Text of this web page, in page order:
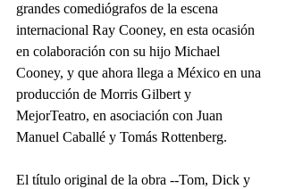
grandes comediógrafos de la escena
internacional Ray Cooney, en esta ocasión
en colaboración con su hijo Michael
Cooney, y que ahora llega a México en una
producción de Morris Gilbert y
MejorTeatro, en asociación con Juan
Manuel Caballé y Tomás Rottenberg.
El título original de la obra --Tom, Dick y